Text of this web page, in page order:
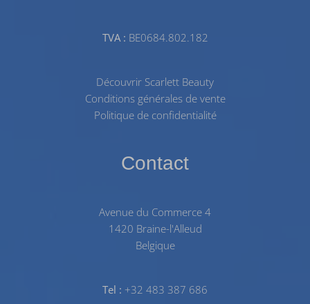
TVA : BE0684.802.182
Découvrir Scarlett Beauty
Conditions générales de vente
Politique de confidentialité
Contact
Avenue du Commerce 4
1420 Braine-l'Alleud
Belgique
Tel : +32 483 387 686